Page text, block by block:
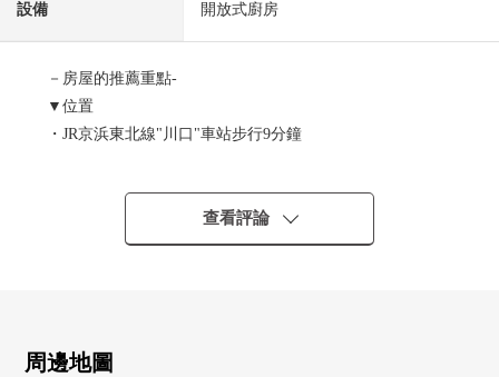
設備 開放式廚房
－房屋的推薦重點-
▼位置
・JR京浜東北線"川口"車站步行9分鐘
▼建築物的特徴
・2026年9月完成計劃的3層的新建透天房
・停車位有(出自車型的)
・在各居室收納有
查看評論
周邊地圖